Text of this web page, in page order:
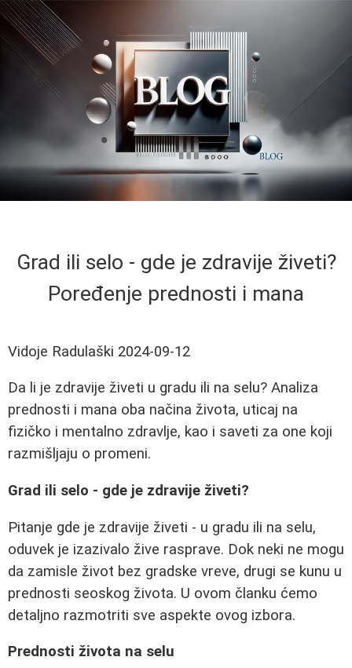
Grad ili selo - gde je zdravije živeti?
Poređenje prednosti i mana
Vidoje Radulaški 2024-09-12
Da li je zdravije živeti u gradu ili na selu? Analiza
prednosti i mana oba načina života, uticaj na
fizičko i mentalno zdravlje, kao i saveti za one koji
razmišljaju o promeni.
Grad ili selo - gde je zdravije živeti?
Pitanje gde je zdravije živeti - u gradu ili na selu,
oduvek je izazivalo žive rasprave. Dok neki ne mogu
da zamisle život bez gradske vreve, drugi se kunu u
prednosti seoskog života. U ovom članku ćemo
detaljno razmotriti sve aspekte ovog izbora.
Prednosti života na selu